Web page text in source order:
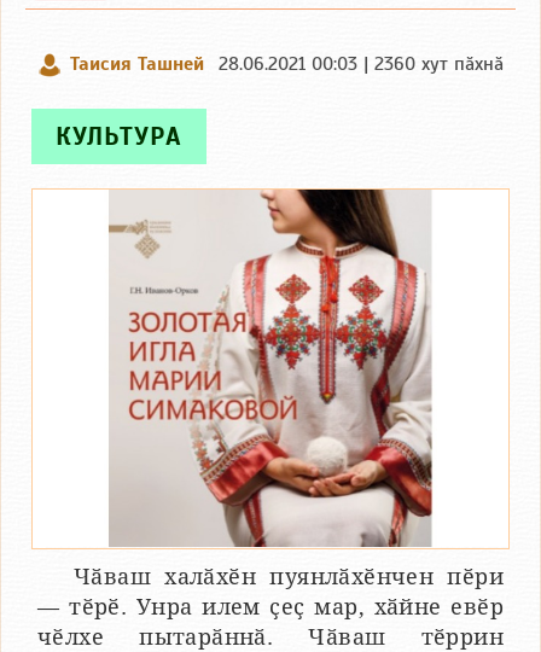
Таисия Ташней 28.06.2021 00:03 | 2360 хут пӑхнӑ
КУЛЬТУРА
Чӑваш халӑхӗн пуянлӑхӗнчен пӗри
— тӗрӗ. Унра илем ҫеҫ мар, хӑйне евӗр
чӗлхе пытарӑннӑ. Чӑваш тӗррин